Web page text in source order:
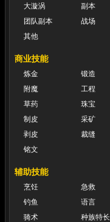
大漩涡
副本
团队副本
战场
其他
商业技能
炼金
锻造
附魔
工程
草药
珠宝
制皮
采矿
剥皮
裁缝
铭文
辅助技能
烹饪
急救
钓鱼
语言
骑术
种族特长